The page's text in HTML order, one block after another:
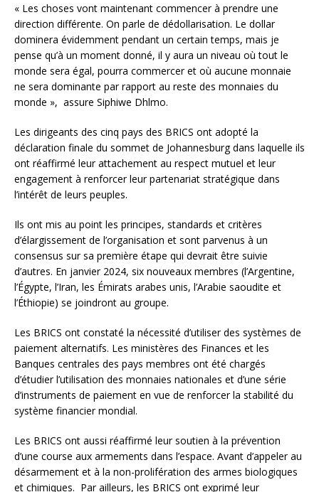
« Les choses vont maintenant commencer à prendre une
direction différente. On parle de dédollarisation. Le dollar
dominera évidemment pendant un certain temps, mais je
pense qu’à un moment donné, il y aura un niveau où tout le
monde sera égal, pourra commercer et où aucune monnaie
ne sera dominante par rapport au reste des monnaies du
monde », assure Siphiwe Dhlmo.
Les dirigeants des cinq pays des BRICS ont adopté la
déclaration finale du sommet de Johannesburg dans laquelle ils
ont réaffirmé leur attachement au respect mutuel et leur
engagement à renforcer leur partenariat stratégique dans
l’intérêt de leurs peuples.
Ils ont mis au point les principes, standards et critères
d’élargissement de l’organisation et sont parvenus à un
consensus sur sa première étape qui devrait être suivie
d’autres. En janvier 2024, six nouveaux membres (l’Argentine,
l’Égypte, l’Iran, les Émirats arabes unis, l’Arabie saoudite et
l’Éthiopie) se joindront au groupe.
Les BRICS ont constaté la nécessité d’utiliser des systèmes de
paiement alternatifs. Les ministères des Finances et les
Banques centrales des pays membres ont été chargés
d’étudier l’utilisation des monnaies nationales et d’une série
d’instruments de paiement en vue de renforcer la stabilité du
système financier mondial.
Les BRICS ont aussi réaffirmé leur soutien à la prévention
d’une course aux armements dans l’espace. Avant d’appeler au
désarmement et à la non-prolifération des armes biologiques
et chimiques. Par ailleurs, les BRICS ont exprimé leur